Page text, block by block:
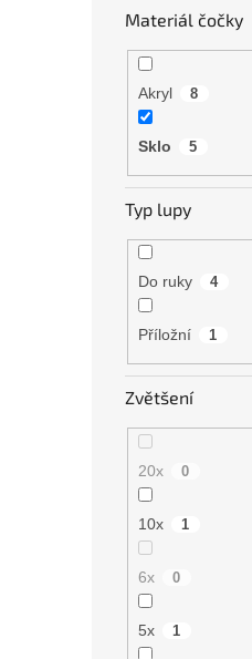
Materiál čočky
Akryl 8
Sklo 5
Typ lupy
Do ruky 4
Příložní 1
Zvětšení
20x 0
10x 1
6x 0
5x 1